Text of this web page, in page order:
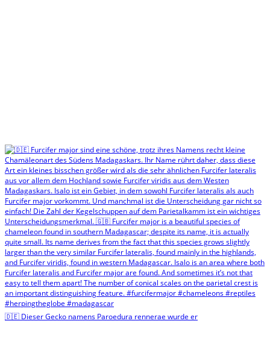
🇩🇪 Dieser Gecko namens Paroedura rennerae wurde er